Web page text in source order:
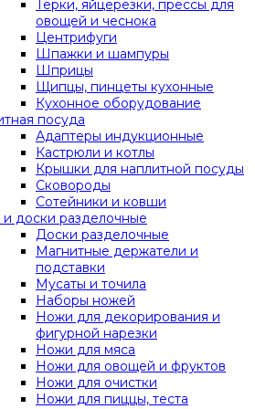
Терки, яйцерезки, прессы для
овощей и чеснока
Центрифуги
Шпажки и шампуры
Шприцы
Щипцы, пинцеты кухонные
Кухонное оборудование
посуда
Адаптеры индукционные
Кастрюли и котлы
Крышки для наплитной посуды
Сковороды
Сотейники и ковши
доски разделочные
Доски разделочные
Магнитные держатели и
подставки
Мусаты и точила
Наборы ножей
Ножи для декорирования и
фигурной нарезки
Ножи для мяса
Ножи для овощей и фруктов
Ножи для очистки
Ножи для пиццы, теста